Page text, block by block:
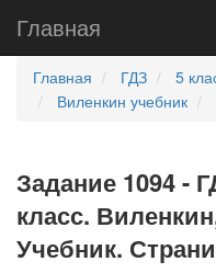
Главная
Главная ГДЗ 5
Виленкин учебник
Задание 1094 -
класс.
Учебник.